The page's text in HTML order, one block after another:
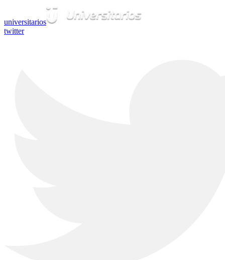
universitarios
twitter